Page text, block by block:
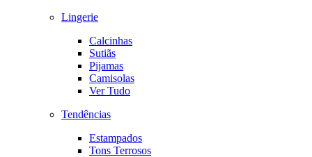
Lingerie
Calcinhas
Sutiãs
Pijamas
Camisolas
Ver Tudo
Tendências
Estampados
Tons Terrosos